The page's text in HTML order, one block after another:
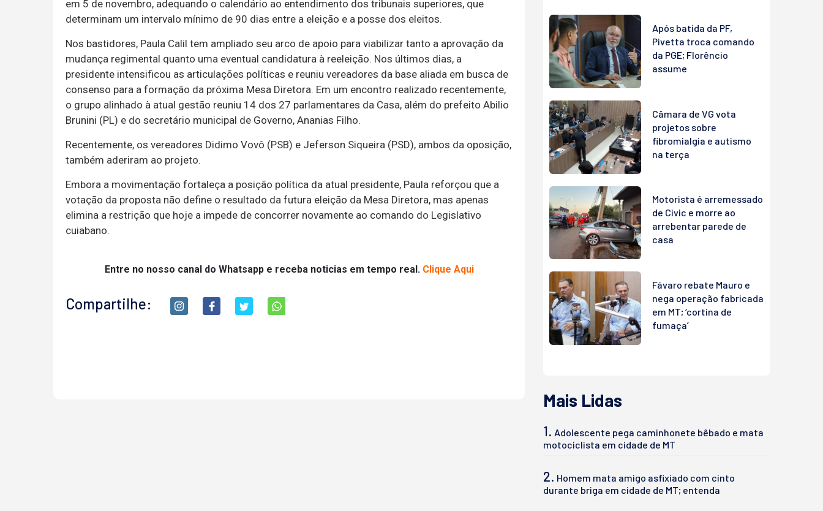
em 5 de novembro, adequando o calendário ao entendimento dos tribunais superiores, que
determinam um intervalo mínimo de 90 dias entre a eleição e a posse dos eleitos.
Nos bastidores, Paula Calil tem ampliado seu arco de apoio para viabilizar tanto a aprovação da
mudança regimental quanto uma eventual candidatura à reeleição. Nos últimos dias, a
presidente intensificou as articulações políticas e reuniu vereadores da base aliada em busca de
consenso para a formação da próxima Mesa Diretora. Em um encontro realizado recentemente,
o grupo alinhado à atual gestão reuniu 14 dos 27 parlamentares da Casa, além do prefeito Abilio
Brunini (PL) e do secretário municipal de Governo, Ananias Filho.
Recentemente, os vereadores Didimo Vovô (PSB) e Jeferson Siqueira (PSD), ambos da oposição,
também aderiram ao projeto.
Embora a movimentação fortaleça a posição política da atual presidente, Paula reforçou que a
votação da proposta não define o resultado da futura eleição da Mesa Diretora, mas apenas
elimina a restrição que hoje a impede de concorrer novamente ao comando do Legislativo
cuiabano.
Entre no nosso canal do Whatsapp e receba noticias em tempo real. Clique Aqui
Compartilhe:
Após batida da PF,
Pivetta troca comando
da PGE; Florêncio
assume
Câmara de VG vota
projetos sobre
fibromialgia e autismo
na terça
Motorista é arremessado
de Civic e morre ao
arrebentar parede de
casa
Fávaro rebate Mauro e
nega operação fabricada
em MT; ‘cortina de
fumaça’
Mais Lidas
1. Adolescente pega caminhonete bêbado e mata
motociclista em cidade de MT
2. Homem mata amigo asfixiado com cinto
durante briga em cidade de MT; entenda